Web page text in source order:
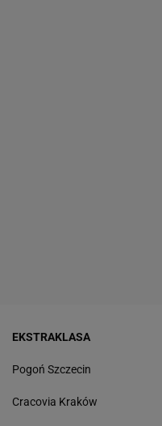
EKSTRAKLASA
Pogoń Szczecin
Cracovia Kraków